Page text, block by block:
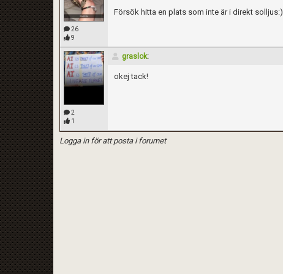
26
9
Försök hitta en plats som inte är i direkt solljus:)
2
1
graslok:
okej tack!
Logga in för att posta i forumet